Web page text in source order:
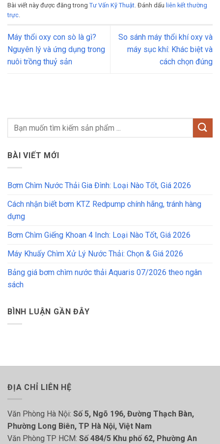
Bài viết này được đăng trong Tư Vấn Kỹ Thuật. Đánh dấu liên kết thường
trực.
Máy thổi oxy con sò là gì?
Nguyên lý và ứng dụng trong
nuôi trồng thuỷ sản
So sánh máy thổi khí oxy và
máy sục khí: Khác biệt và
cách chọn đúng
BÀI VIẾT MỚI
Bơm Chìm Nước Thải Gia Đình: Loại Nào Tốt, Giá 2026
Cách nhận biết bơm KTZ Redpump chính hãng, tránh hàng
dựng
Bơm Chìm Giếng Khoan 4 Inch: Loại Nào Tốt, Giá 2026
Máy Khuấy Chìm Xử Lý Nước Thải: Chọn & Giá 2026
Bảng giá bơm chìm nước thải Aquaris 07/2026 theo ngân
sách
BÌNH LUẬN GẦN ĐÂY
ĐỊA CHỈ LIÊN HỆ
Văn Phòng Hà Nội: Số 5, Ngõ 196, Đường Thạch Bàn,
Phường Long Biên, TP Hà Nội, Việt Nam
Văn Phòng TP HCM: Số 484/5 Khu phố 62, Phường An